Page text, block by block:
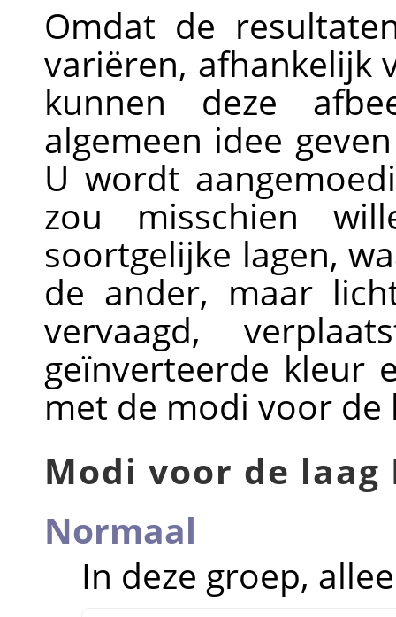
Omdat de
variëren, afhankelijk
kunnen deze
algemeen idee
U wordt
zou misschien
soortgelijke lagen,
de ander, maar
vervaagd,
geïnverteerde kleur
met de modi voor de
Modi voor de
Normaal
In deze groep,